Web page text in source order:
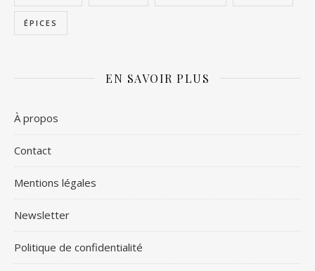
ÉPICES
EN SAVOIR PLUS
À propos
Contact
Mentions légales
Newsletter
Politique de confidentialité